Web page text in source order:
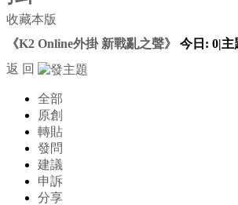
收藏本版
《K2 Online外掛 新戰亂之聲》
今日: 0|主
返 回
全部
原創
轉貼
發問
建議
申訴
分享